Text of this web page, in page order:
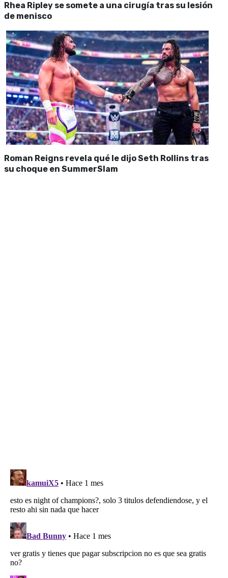
Rhea Ripley se somete a una cirugía tras su lesión
de menisco
Roman Reigns revela qué le dijo Seth Rollins tras
su choque en SummerSlam